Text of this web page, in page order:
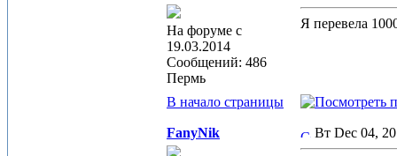
На форуме с
19.03.2014
Сообщений: 486
Пермь
Я перевела
В начало страницы
FanyNik Вт Dec 04,